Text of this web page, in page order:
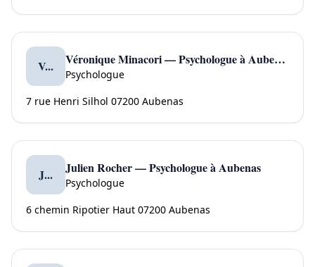
V... Véronique Minacori — Psychologue à Aubenas
Psychologue
7 rue Henri Silhol 07200 Aubenas
J... Julien Rocher — Psychologue à Aubenas
Psychologue
6 chemin Ripotier Haut 07200 Aubenas